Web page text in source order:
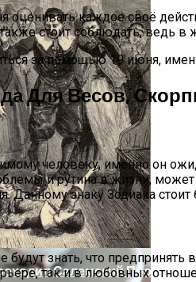
Выстраиваются В
Салемский Процесс
оценивать каждое своё
стоит соблюдать, ведь
за помощью 19 июня,
Для Весов,
человеку, именно он
и рутина в жизни,
Данному знаку Зодиака
знать, что предпринять
так и в любовных